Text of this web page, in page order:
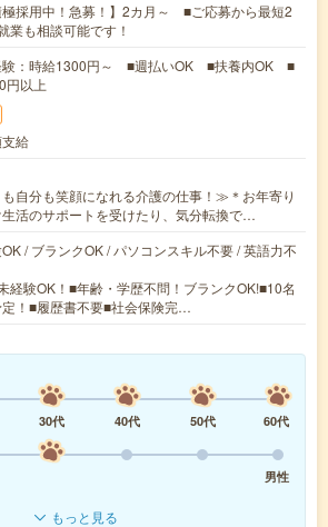
極採用中！急募！】2カ月～ ■ご応募から最短2
業も相談可能です！
験：時給1300円～ ■週払いOK ■扶養内OK ■
円以上
給
自分も笑顔になれる介護の仕事！≫＊お年寄り
活のサポートを受けたり、気分転換で…
/ ブランクOK / パソコンスキル不要 / 英語力不
経験OK！■年齢・学歴不問！ブランクOK!■10名
定！■履歴書不要■社会保険完…
30代 40代 50代
60代
男性
もっと見る